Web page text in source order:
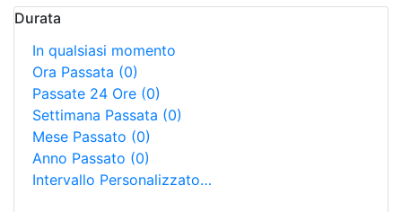
Durata
In qualsiasi momento
Ora Passata (0)
Passate 24 Ore (0)
Settimana Passata (0)
Mese Passato (0)
Anno Passato (0)
Intervallo Personalizzato…